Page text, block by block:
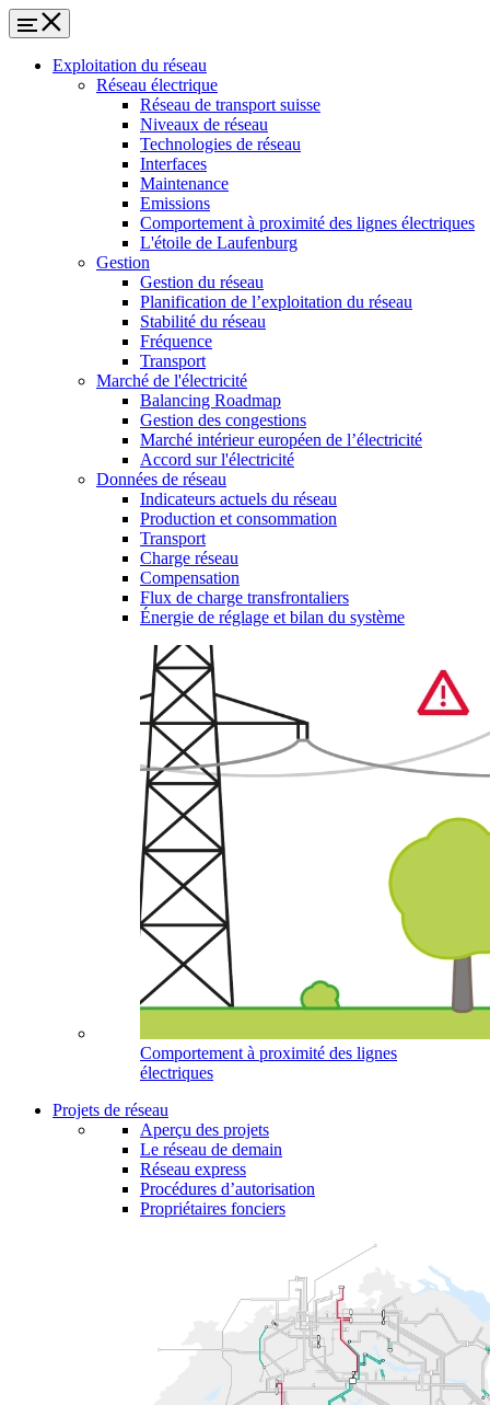
Exploitation du réseau
Réseau électrique
Réseau de transport suisse
Niveaux de réseau
Technologies de réseau
Interfaces
Maintenance
Emissions
Comportement à proximité des lignes électriques
L'étoile de Laufenburg
Gestion
Gestion du réseau
Planification de l’exploitation du réseau
Stabilité du réseau
Fréquence
Transport
Marché de l'électricité
Balancing Roadmap
Gestion des congestions
Marché intérieur européen de l’électricité
Accord sur l'électricité
Données de réseau
Indicateurs actuels du réseau
Production et consommation
Transport
Charge réseau
Compensation
Flux de charge transfrontaliers
Énergie de réglage et bilan du système
Comportement à proximité des lignes
électriques
Projets de réseau
Aperçu des projets
Le réseau de demain
Réseau express
Procédures d’autorisation
Propriétaires fonciers